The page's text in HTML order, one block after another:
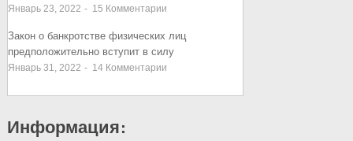
Январь 23, 2022 - 15 Комментарии
Закон о банкротстве физических лиц
предположительно вступит в силу
Январь 31, 2022 - 14Комментарии
Информация: